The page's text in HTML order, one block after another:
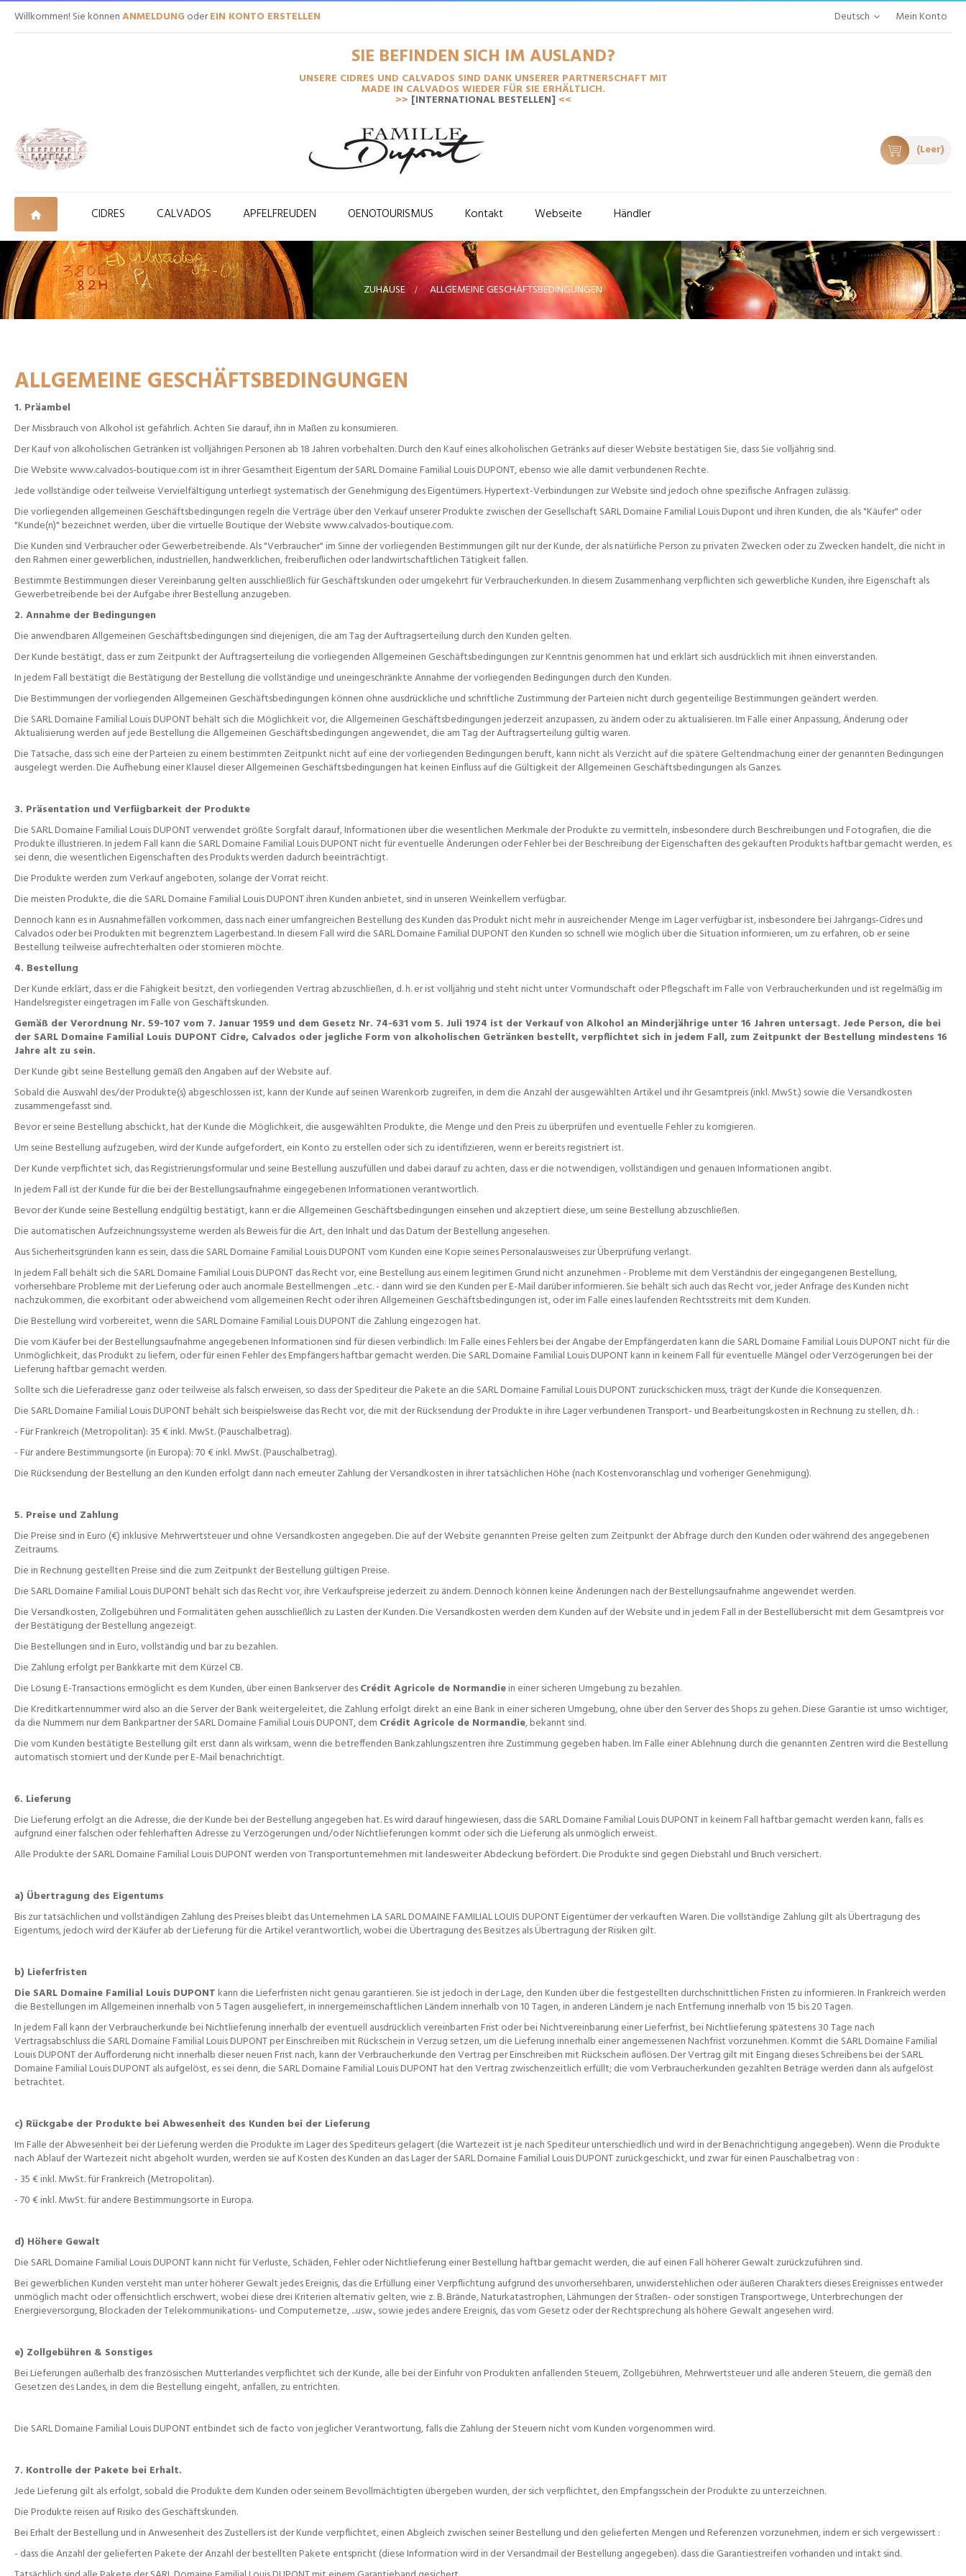
Willkommen! Sie könnenANMELDUNG oderEIN KONTO ERSTELLEN Mein Konto
Deutsch
SIE BEFINDEN SICH IM AUSLAND?
UNSERE CIDRES UND CALVADOS SIND DANK UNSERER PARTNERSCHAFT MIT
MADE IN CALVADOS WIEDER FÜR SIE ERHÄLTLICH.
>> [INTERNATIONAL BESTELLEN] <<
(Leer)
CIDRES CALVADOS APFELFREUDEN OENOTOURISMUS Kontakt Webseite Händler
ZUHAUSE > ALLGEMEINE GESCHÄFTSBEDINGUNGEN
ALLGEMEINE GESCHÄFTSBEDINGUNGEN
1. Präambel
Der Missbrauch von Alkohol ist gefährlich. Achten Sie darauf, ihn in Maßen zu konsumieren.
Der Kauf von alkoholischen Getränken ist volljährigen Personen ab 18 Jahren vorbehalten. Durch den Kauf eines alkoholischen Getränks auf dieser Website bestätigen Sie, dass Sie volljährig sind.
Die Website www.calvados-boutique.com ist in ihrer Gesamtheit Eigentum der SARL Domaine Familial Louis DUPONT, ebenso wie alle damit verbundenen Rechte.
Jede vollständige oder teilweise Vervielfältigung unterliegt systematisch der Genehmigung des Eigentümers. Hypertext-Verbindungen zur Website sind jedoch ohne spezifische Anfragen zulässig.
Die vorliegenden allgemeinen Geschäftsbedingungen regeln die Verträge über den Verkauf unserer Produkte zwischen der Gesellschaft SARL Domaine Familial Louis Dupont und ihren Kunden, die als "Käufer" oder
"Kunde(n)" bezeichnet werden, über die virtuelle Boutique der Website www.calvados-boutique.com.
Die Kunden sind Verbraucher oder Gewerbetreibende. Als "Verbraucher" im Sinne der vorliegenden Bestimmungen gilt nur der Kunde, der als natürliche Person zu privaten Zwecken oder zu Zwecken handelt, die nicht in
den Rahmen einer gewerblichen, industriellen, handwerklichen, freiberuflichen oder landwirtschaftlichen Tätigkeit fallen.
Bestimmte Bestimmungen dieser Vereinbarung gelten ausschließlich für Geschäftskunden oder umgekehrt für Verbraucherkunden. In diesem Zusammenhang verpflichten sich gewerbliche Kunden, ihre Eigenschaft als
Gewerbetreibende bei der Aufgabe ihrer Bestellung anzugeben.
2. Annahme der Bedingungen
Die anwendbaren Allgemeinen Geschäftsbedingungen sind diejenigen, die am Tag der Auftragserteilung durch den Kunden gelten.
Der Kunde bestätigt, dass er zum Zeitpunkt der Auftragserteilung die vorliegenden Allgemeinen Geschäftsbedingungen zur Kenntnis genommen hat und erklärt sich ausdrücklich mit ihnen einverstanden.
In jedem Fall bestätigt die Bestätigung der Bestellung die vollständige und uneingeschränkte Annahme der vorliegenden Bedingungen durch den Kunden.
Die Bestimmungen der vorliegenden Allgemeinen Geschäftsbedingungen können ohne ausdrückliche und schriftliche Zustimmung der Parteien nicht durch gegenteilige Bestimmungen geändert werden.
Die SARL Domaine Familial Louis DUPONT behält sich die Möglichkeit vor, die Allgemeinen Geschäftsbedingungen jederzeit anzupassen, zu ändern oder zu aktualisieren. Im Falle einer Anpassung, Änderung oder
Aktualisierung werden auf jede Bestellung die Allgemeinen Geschäftsbedingungen angewendet, die am Tag der Auftragserteilung gültig waren.
Die Tatsache, dass sich eine der Parteien zu einem bestimmten Zeitpunkt nicht auf eine der vorliegenden Bedingungen beruft, kann nicht als Verzicht auf die spätere Geltendmachung einer der genannten Bedingungen
ausgelegt werden. Die Aufhebung einer Klausel dieser Allgemeinen Geschäftsbedingungen hat keinen Einfluss auf die Gültigkeit der Allgemeinen Geschäftsbedingungen als Ganzes.
3. Präsentation und Verfügbarkeit der Produkte
Die SARL Domaine Familial Louis DUPONT verwendet größte Sorgfalt darauf, Informationen über die wesentlichen Merkmale der Produkte zu vermitteln, insbesondere durch Beschreibungen und Fotografien, die die
Produkte illustrieren. In jedem Fall kann die SARL Domaine Familial Louis DUPONT nicht für eventuelle Änderungen oder Fehler bei der Beschreibung der Eigenschaften des gekauften Produkts haftbar gemacht werden, es
sei denn, die wesentlichen Eigenschaften des Produkts werden dadurch beeinträchtigt.
Die Produkte werden zum Verkauf angeboten, solange der Vorrat reicht.
Die meisten Produkte, die die SARL Domaine Familial Louis DUPONT ihren Kunden anbietet, sind in unseren Weinkellern verfügbar.
Dennoch kann es in Ausnahmefällen vorkommen, dass nach einer umfangreichen Bestellung des Kunden das Produkt nicht mehr in ausreichender Menge im Lager verfügbar ist, insbesondere bei Jahrgangs-Cidres und
Calvados oder bei Produkten mit begrenztem Lagerbestand. In diesem Fall wird die SARL Domaine Familial DUPONT den Kunden so schnell wie möglich über die Situation informieren, um zu erfahren, ob er seine
Bestellung teilweise aufrechterhalten oder stornieren möchte.
4. Bestellung
Der Kunde erklärt, dass er die Fähigkeit besitzt, den vorliegenden Vertrag abzuschließen, d. h. er ist volljährig und steht nicht unter Vormundschaft oder Pflegschaft im Falle von Verbraucherkunden und ist regelmäßig im
Handelsregister eingetragen im Falle von Geschäftskunden.
Gemäß der Verordnung Nr. 59-107 vom 7. Januar 1959 und dem Gesetz Nr. 74-631 vom 5. Juli 1974 ist der Verkauf von Alkohol an Minderjährige unter 16 Jahren untersagt. Jede Person, die bei
der SARL Domaine Familial Louis DUPONT Cidre, Calvados oder jegliche Form von alkoholischen Getränken bestellt, verpflichtet sich in jedem Fall, zum Zeitpunkt der Bestellung mindestens 16
Jahre alt zu sein.
Der Kunde gibt seine Bestellung gemäß den Angaben auf der Website auf.
Sobald die Auswahl des/der Produkte(s) abgeschlossen ist, kann der Kunde auf seinen Warenkorb zugreifen, in dem die Anzahl der ausgewählten Artikel und ihr Gesamtpreis (inkl. MwSt.) sowie die Versandkosten
zusammengefasst sind.
Bevor er seine Bestellung abschickt, hat der Kunde die Möglichkeit, die ausgewählten Produkte, die Menge und den Preis zu überprüfen und eventuelle Fehler zu korrigieren.
Um seine Bestellung aufzugeben, wird der Kunde aufgefordert, ein Konto zu erstellen oder sich zu identifizieren, wenn er bereits registriert ist.
Der Kunde verpflichtet sich, das Registrierungsformular und seine Bestellung auszufüllen und dabei darauf zu achten, dass er die notwendigen, vollständigen und genauen Informationen angibt.
In jedem Fall ist der Kunde für die bei der Bestellungsaufnahme eingegebenen Informationen verantwortlich.
Bevor der Kunde seine Bestellung endgültig bestätigt, kann er die Allgemeinen Geschäftsbedingungen einsehen und akzeptiert diese, um seine Bestellung abzuschließen.
Die automatischen Aufzeichnungssysteme werden als Beweis für die Art, den Inhalt und das Datum der Bestellung angesehen.
Aus Sicherheitsgründen kann es sein, dass die SARL Domaine Familial Louis DUPONT vom Kunden eine Kopie seines Personalausweises zur Überprüfung verlangt.
In jedem Fall behält sich die SARL Domaine Familial Louis DUPONT das Recht vor, eine Bestellung aus einem legitimen Grund nicht anzunehmen - Probleme mit dem Verständnis der eingegangenen Bestellung,
vorhersehbare Probleme mit der Lieferung oder auch anormale Bestellmengen ...etc. - dann wird sie den Kunden per E-Mail darüber informieren. Sie behält sich auch das Recht vor, jeder Anfrage des Kunden nicht
nachzukommen, die exorbitant oder abweichend vom allgemeinen Recht oder ihren Allgemeinen Geschäftsbedingungen ist, oder im Falle eines laufenden Rechtsstreits mit dem Kunden.
Die Bestellung wird vorbereitet, wenn die SARL Domaine Familial Louis DUPONT die Zahlung eingezogen hat.
Die vom Käufer bei der Bestellungsaufnahme angegebenen Informationen sind für diesen verbindlich: Im Falle eines Fehlers bei der Angabe der Empfängerdaten kann die SARL Domaine Familial Louis DUPONT nicht für die
Unmöglichkeit, das Produkt zu liefern, oder für einen Fehler des Empfängers haftbar gemacht werden. Die SARL Domaine Familial Louis DUPONT kann in keinem Fall für eventuelle Mängel oder Verzögerungen bei der
Lieferung haftbar gemacht werden.
Sollte sich die Lieferadresse ganz oder teilweise als falsch erweisen, so dass der Spediteur die Pakete an die SARL Domaine Familial Louis DUPONT zurückschicken muss, trägt der Kunde die Konsequenzen.
Die SARL Domaine Familial Louis DUPONT behält sich beispielsweise das Recht vor, die mit der Rücksendung der Produkte in ihre Lager verbundenen Transport- und Bearbeitungskosten in Rechnung zu stellen, d.h. :
- Für Frankreich (Metropolitan): 35 € inkl. MwSt. (Pauschalbetrag).
- Für andere Bestimmungsorte (in Europa): 70 € inkl. MwSt. (Pauschalbetrag).
Die Rücksendung der Bestellung an den Kunden erfolgt dann nach erneuter Zahlung der Versandkosten in ihrer tatsächlichen Höhe (nach Kostenvoranschlag und vorheriger Genehmigung).
5. Preise und Zahlung
Die Preise sind in Euro (€) inklusive Mehrwertsteuer und ohne Versandkosten angegeben. Die auf der Website genannten Preise gelten zum Zeitpunkt der Abfrage durch den Kunden oder während des angegebenen
Zeitraums.
Die in Rechnung gestellten Preise sind die zum Zeitpunkt der Bestellung gültigen Preise.
Die SARL Domaine Familial Louis DUPONT behält sich das Recht vor, ihre Verkaufspreise jederzeit zu ändern. Dennoch können keine Änderungen nach der Bestellungsaufnahme angewendet werden.
Die Versandkosten, Zollgebühren und Formalitäten gehen ausschließlich zu Lasten der Kunden. Die Versandkosten werden dem Kunden auf der Website und in jedem Fall in der Bestellübersicht mit dem Gesamtpreis vor
der Bestätigung der Bestellung angezeigt.
Die Bestellungen sind in Euro, vollständig und bar zu bezahlen.
Die Zahlung erfolgt per Bankkarte mit dem Kürzel CB.
Die Lösung E-Transactions ermöglicht es dem Kunden, über einen Bankserver desCrédit Agricole de Normandiein einer sicheren Umgebung zu bezahlen.
Die Kreditkartennummer wird also an die Server der Bank weitergeleitet, die Zahlung erfolgt direkt an eine Bank in einer sicheren Umgebung, ohne über den Server des Shops zu gehen. Diese Garantie ist umso wichtiger,
da die Nummern nur dem Bankpartner der SARL Domaine Familial Louis DUPONT, dem Crédit Agricole de Normandie, bekannt sind.
Die vom Kunden bestätigte Bestellung gilt erst dann als wirksam, wenn die betreffenden Bankzahlungszentren ihre Zustimmung gegeben haben. Im Falle einer Ablehnung durch die genannten Zentren wird die Bestellung
automatisch storniert und der Kunde per E-Mail benachrichtigt.
6. Lieferung
Die Lieferung erfolgt an die Adresse, die der Kunde bei der Bestellung angegeben hat. Es wird darauf hingewiesen, dass die SARL Domaine Familial Louis DUPONT in keinem Fall haftbar gemacht werden kann, falls es
aufgrund einer falschen oder fehlerhaften Adresse zu Verzögerungen und/oder Nichtlieferungen kommt oder sich die Lieferung als unmöglich erweist.
Alle Produkte der SARL Domaine Familial Louis DUPONT werden von Transportunternehmen mit landesweiter Abdeckung befördert. Die Produkte sind gegen Diebstahl und Bruch versichert.
a) Übertragung des Eigentums
Bis zur tatsächlichen und vollständigen Zahlung des Preises bleibt das Unternehmen LA SARL DOMAINE FAMILIAL LOUIS DUPONT Eigentümer der verkauften Waren. Die vollständige Zahlung gilt als Übertragung des
Eigentums, jedoch wird der Käufer ab der Lieferung für die Artikel verantwortlich, wobei die Übertragung des Besitzes als Übertragung der Risiken gilt.
b) Lieferfristen
Die SARL Domaine Familial Louis DUPONTkann die Lieferfristen nicht genau garantieren. Sie ist jedoch in der Lage, den Kunden über die festgestellten durchschnittlichen Fristen zu informieren. In Frankreich werden
die Bestellungen im Allgemeinen innerhalb von 5 Tagen ausgeliefert, in innergemeinschaftlichen Ländern innerhalb von 10 Tagen, in anderen Ländern je nach Entfernung innerhalb von 15 bis 20 Tagen.
In jedem Fall kann der Verbraucherkunde bei Nichtlieferung innerhalb der eventuell ausdrücklich vereinbarten Frist oder bei Nichtvereinbarung einer Lieferfrist, bei Nichtlieferung spätestens 30 Tage nach
Vertragsabschluss die SARL Domaine Familial Louis DUPONT per Einschreiben mit Rückschein in Verzug setzen, um die Lieferung innerhalb einer angemessenen Nachfrist vorzunehmen. Kommt die SARL Domaine Familial
Louis DUPONT der Aufforderung nicht innerhalb dieser neuen Frist nach, kann der Verbraucherkunde den Vertrag per Einschreiben mit Rückschein auflösen. Der Vertrag gilt mit Eingang dieses Schreibens bei der SARL
Domaine Familial Louis DUPONT als aufgelöst, es sei denn, die SARL Domaine Familial Louis DUPONT hat den Vertrag zwischenzeitlich erfüllt; die vom Verbraucherkunden gezahlten Beträge werden dann als aufgelöst
betrachtet.
c) Rückgabe der Produkte bei Abwesenheit des Kunden bei der Lieferung
Im Falle der Abwesenheit bei der Lieferung werden die Produkte im Lager des Spediteurs gelagert (die Wartezeit ist je nach Spediteur unterschiedlich und wird in der Benachrichtigung angegeben). Wenn die Produkte
nach Ablauf der Wartezeit nicht abgeholt wurden, werden sie auf Kosten des Kunden an das Lager der SARL Domaine Familial Louis DUPONT zurückgeschickt, und zwar für einen Pauschalbetrag von :
- 35 € inkl. MwSt. für Frankreich (Metropolitan).
- 70 € inkl. MwSt. für andere Bestimmungsorte in Europa.
d) Höhere Gewalt
Die SARL Domaine Familial Louis DUPONT kann nicht für Verluste, Schäden, Fehler oder Nichtlieferung einer Bestellung haftbar gemacht werden, die auf einen Fall höherer Gewalt zurückzuführen sind.
Bei gewerblichen Kunden versteht man unter höherer Gewalt jedes Ereignis, das die Erfüllung einer Verpflichtung aufgrund des unvorhersehbaren, unwiderstehlichen oder äußeren Charakters dieses Ereignisses entweder
unmöglich macht oder offensichtlich erschwert, wobei diese drei Kriterien alternativ gelten, wie z. B. Brände, Naturkatastrophen, Lähmungen der Straßen- oder sonstigen Transportwege, Unterbrechungen der
Energieversorgung, Blockaden der Telekommunikations- und Computernetze, ...usw., sowie jedes andere Ereignis, das vom Gesetz oder der Rechtsprechung als höhere Gewalt angesehen wird.
e) Zollgebühren & Sonstiges
Bei Lieferungen außerhalb des französischen Mutterlandes verpflichtet sich der Kunde, alle bei der Einfuhr von Produkten anfallenden Steuern, Zollgebühren, Mehrwertsteuer und alle anderen Steuern, die gemäß den
Gesetzen des Landes, in dem die Bestellung eingeht, anfallen, zu entrichten.
Die SARL Domaine Familial Louis DUPONT entbindet sich de facto von jeglicher Verantwortung, falls die Zahlung der Steuern nicht vom Kunden vorgenommen wird.
7. Kontrolle der Pakete bei Erhalt.
Jede Lieferung gilt als erfolgt, sobald die Produkte dem Kunden oder seinem Bevollmächtigten übergeben wurden, der sich verpflichtet, den Empfangsschein der Produkte zu unterzeichnen.
Die Produkte reisen auf Risiko des Geschäftskunden.
Bei Erhalt der Bestellung und in Anwesenheit des Zustellers ist der Kunde verpflichtet, einen Abgleich zwischen seiner Bestellung und den gelieferten Mengen und Referenzen vorzunehmen, indem er sich vergewissert :
- dass die Anzahl der gelieferten Pakete der Anzahl der bestellten Pakete entspricht (diese Information wird in der Versandmail der Bestellung angegeben). dass die Garantiestreifen vorhanden und intakt sind.